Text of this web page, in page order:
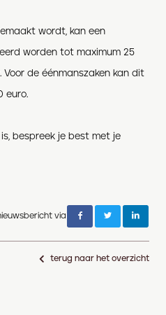
wordt, kan een
worden tot maximum 25
de éénmanszaken kan dit
euro.
bespreek je best met je
via
terug naar het overzicht